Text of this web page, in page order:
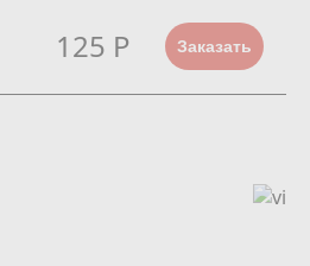
125 Р Заказать